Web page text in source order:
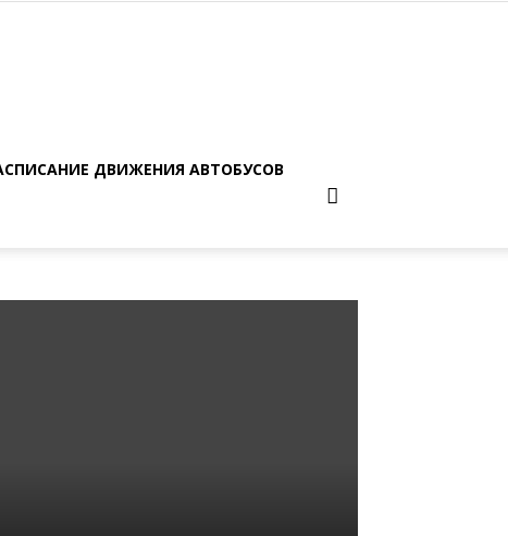
ДВИЖЕНИЯ АВТОБУСОВ